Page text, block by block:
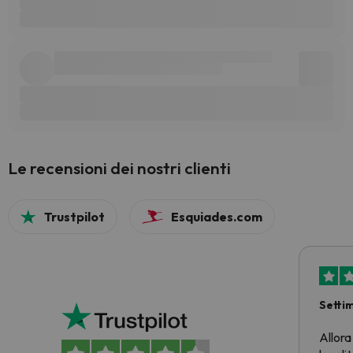
Le recensioni dei nostri clienti
Trustpilot Esquiades.com
Allora